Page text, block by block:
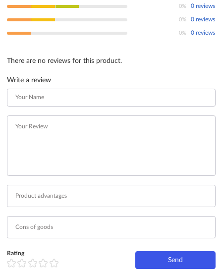
0% 0 reviews
0% 0 reviews
0% 0 reviews
There are no reviews for this product.
Write a review
Rating
Send